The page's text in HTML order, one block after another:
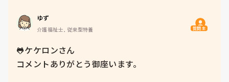
ゆず
介護福祉士, 従来型特養 質問主
🐸ケケロンさん
コメントありがとう御座います。